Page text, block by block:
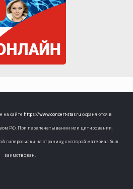
на сайте https://www.concert-star.ru охраняются в
РФ. При перепечатывании или цитировании,
гиперссылки на страницу, с которой материал был
заимствован.